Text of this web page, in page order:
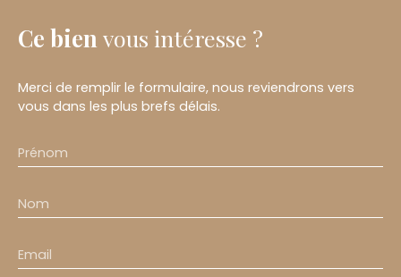
Ce bien vous intéresse ?
Merci de remplir le formulaire, nous reviendrons vers
vous dans les plus brefs délais.
Prénom
Nom
Email